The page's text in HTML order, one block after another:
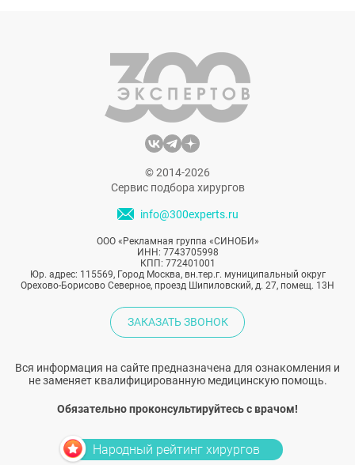
в музыке по версии телеканала VH1. В
копилке Леди Гаги 218 наград, в том числе
6 статуэток «Грэмми». И это не предел. Кто
же она: «королева эпатажа», не способная
к творчеству, или живая легенда с
невероятной харизмой?
© 2014-2026
Сервис подбора хирургов
info@300experts.ru
ООО «Рекламная группа «СИНОБИ»
ИНН: 7743705998
КПП: 772401001
Юр. адрес: 115569, Город Москва, вн.тер.г. муниципальный округ
Орехово-Борисово Северное, проезд Шипиловский, д. 27, помещ. 13Н
ЗАКАЗАТЬ ЗВОНОК
Вся информация на сайте предназначена для ознакомления и
не заменяет квалифицированную медицинскую помощь.
Обязательно проконсультируйтесь с врачом!
Народный рейтинг хирургов